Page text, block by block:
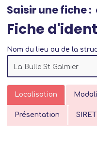
Saisir une fiche
Fiche
Nom du lieu ou de la
Localisation
Présentation